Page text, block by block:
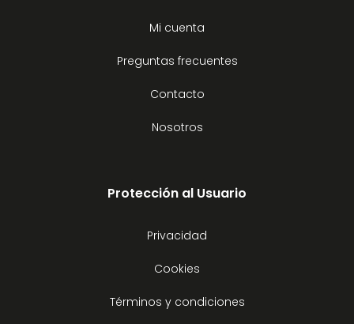
Mi cuenta
Preguntas frecuentes
Contacto
Nosotros
Protección al Usuario
Privacidad
Cookies
Términos y condiciones